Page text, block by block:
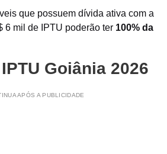
que possuem dívida ativa com a
6 mil de IPTU poderão ter 100% da
Goiânia 2026
APÓS A PUBLICIDADE